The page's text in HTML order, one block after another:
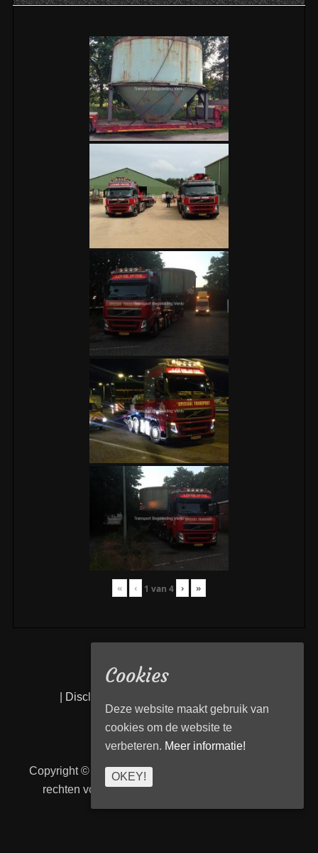
« ‹ 1 van 4 › »
Disclaimer
Copyright © 2026Transport Begeleiding Venlo
rechten voorbehouden. | TBVenlo door
Cookies
Deze website maakt gebruik van
cookies om de website te
verbeteren. Meer informatie!
OKEY!